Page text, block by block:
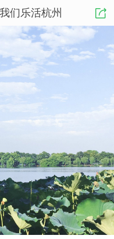
们乐活杭州